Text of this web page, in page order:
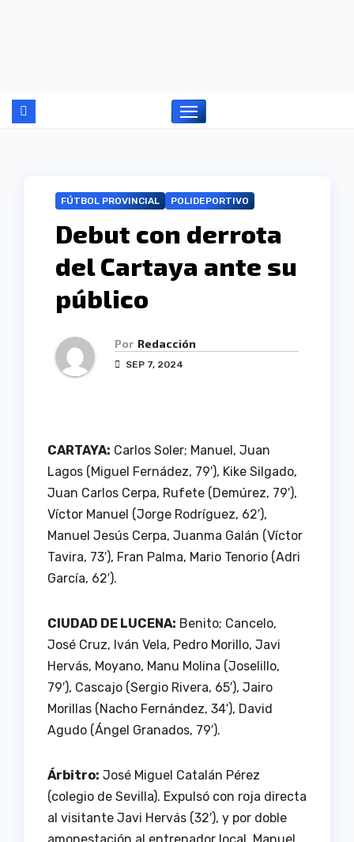
FÚTBOL PROVINCIAL POLIDEPORTIVO
Debut con derrota
del Cartaya ante su
público
Por Redacción
SEP 7, 2024
CARTAYA: Carlos Soler; Manuel, Juan
Lagos (Miguel Fernádez, 79′), Kike Silgado,
Juan Carlos Cerpa, Rufete (Demúrez, 79′),
Víctor Manuel (Jorge Rodríguez, 62′),
Manuel Jesús Cerpa, Juanma Galán (Víctor
Tavira, 73′), Fran Palma, Mario Tenorio (Adri
García, 62′).
CIUDAD DE LUCENA: Benito; Cancelo,
José Cruz, Iván Vela, Pedro Morillo, Javi
Hervás, Moyano, Manu Molina (Joselillo,
79′), Cascajo (Sergio Rivera, 65′), Jairo
Morillas (Nacho Fernández, 34′), David
Agudo (Ángel Granados, 79′).
Árbitro: José Miguel Catalán Pérez
(colegio de Sevilla). Expulsó con roja directa
al visitante Javi Hervás (32′), y por doble